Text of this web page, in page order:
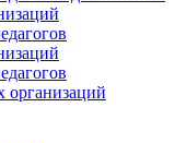
организаций